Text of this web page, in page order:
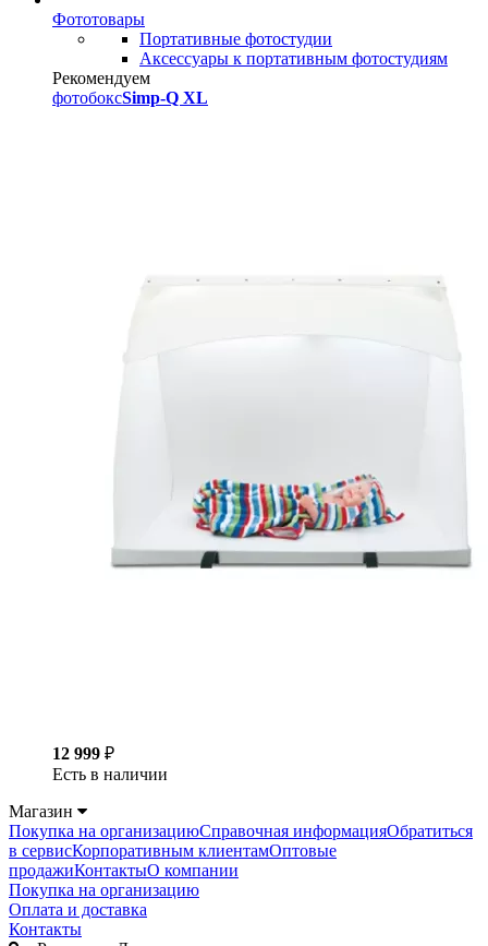
Фототовары
Портативные фотостудии
Аксессуары к портативным фотостудиям
Рекомендуем
фотобоксSimp-Q XL
12 999 ₽
Есть в наличии
Магазин
Покупка на организациюСправочная информацияОбратиться
в сервисКорпоративным клиентамОптовые
продажиКонтактыО компании
Покупка на организацию
Оплата и доставка
Контакты